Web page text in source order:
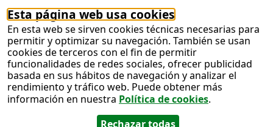
Esta página web usa cookies
En esta web se sirven cookies técnicas necesarias para
permitir y optimizar su navegación. También se usan
cookies de terceros con el fin de permitir
funcionalidades de redes sociales, ofrecer publicidad
basada en sus hábitos de navegación y analizar el
rendimiento y tráfico web. Puede obtener más
información en nuestra Política de cookies.